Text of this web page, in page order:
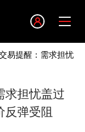
易提醒：需求担忧
求担忧盖过
反弹受阻